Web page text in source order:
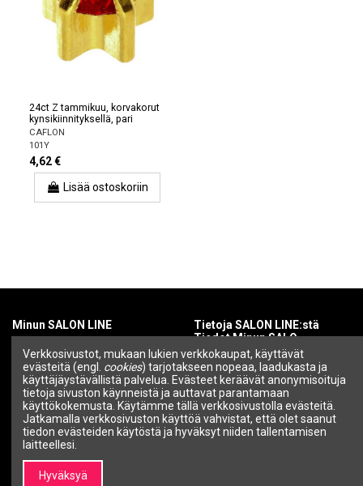
24ct Z tammikuu, korvakorut
kynsikiinnityksellä, pari
CAFLON
101Y
4,62 €
Lisää ostoskoriin
Minun SALON LINE
Tilini
Tilaushistoria
Tietoja SALON LINE:stä
Tiedot Minun SALO
Tietoa SALON LINEsta
Brändit |
Ammattikosmetiikka ja
kauneusbrändit – SALON
LINE
Ota yhteyttä
Tiedot
Verkkosivustot, mukaan lukien verkkokaupat, käyttävät
evästeitä (engl. cookies) tarjotakseen nopeaa, laadukasta ja
käyttäjäystävällistä palvelua. Evästeet keräävät anonymisoituja
tietoja sivuston käynneistä ja auttavat parantamaan
käyttökokemusta. Käytämme tällä verkkosivustolla evästeitä.
Jatkamalla verkkosivuston käyttöä vahvistat, että olet saanut
tiedon evästeiden käytöstä ja hyväksyt niiden tallentamisen
laitteellesi.
Hyväksyä